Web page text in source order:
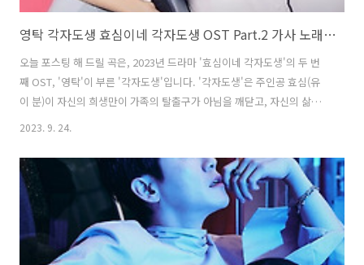
영탁 각자도생 효심이네 각자도생 OST Part.2 가사 노래 뮤비 곡정보
오늘 포스팅 해 드릴 곡은, 2023년 드라마 '효심이네 각자도생'의 두 번
째 OST, '영탁'이 부른 '각자도생'입니다. '각자도생'은 주인공 효심(유
이 분)이 자신의 희생만이 가족의 탈출구가 아님을 깨닫고, 자신의 삶의
소중함을 찾아가는 과정을 풀어낸 메인 테마곡입니다. 몰입감을 더하는
기분 좋은 울림을 선사합니다. '효심이네 각자도생'은 타고난 착한 성품
으로 평생 가족에게 헌신했던 딸 효심(유이 분)이 자신을 힘들게 했던 가
족에게서 벗어나 독립적인 삶을, 가족들은 각자의 주체적 삶을 찾아가는
과정을 그린 가족해방 드라마입니다. 각자도생 - 영탁 가사 매일 달려가
네 무언가 나를 자꾸 또 막아서려 할 때 신경 쓰지 않네 지나가 버릴..
2023. 9. 24.